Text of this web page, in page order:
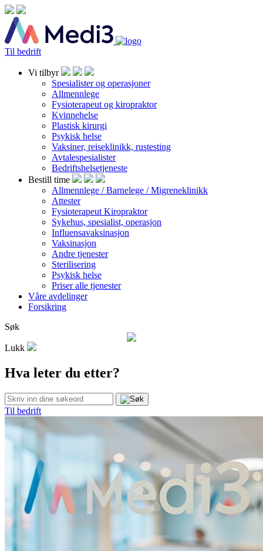
Til bedrift
Vi tilbyr
Spesialister og operasjoner
Allmennlege
Fysioterapeut og kiropraktor
Kvinnehelse
Plastisk kirurgi
Psykisk helse
Vaksiner, reiseklinikk, rustesting
Avtalespesialister
Bedriftshelsetjeneste
Bestill time
Allmennlege / Barnelege / Migreneklinikk
Attester
Fysioterapeut Kiropraktor
Sykehus, spesialist, operasjon
Influensavaksinasjon
Vaksinasjon
Andre tjenester
Sterilisering
Psykisk helse
Priser alle tjenester
Våre avdelinger
Forsikring
Søk
Lukk
Hva leter du etter?
Til bedrift